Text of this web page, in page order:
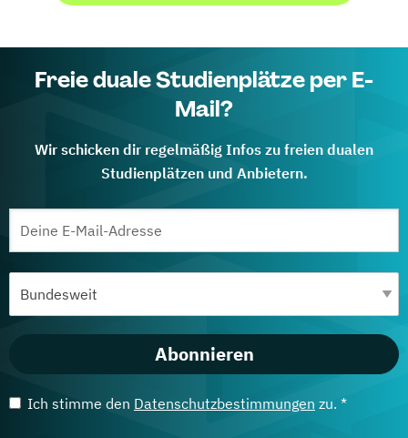
Freie duale Studienplätze per E-
Mail?
Wir schicken dir regelmäßig Infos zu freien dualen
Studienplätzen und Anbietern.
Abonnieren
Ich stimme den Datenschutzbestimmungen zu. *